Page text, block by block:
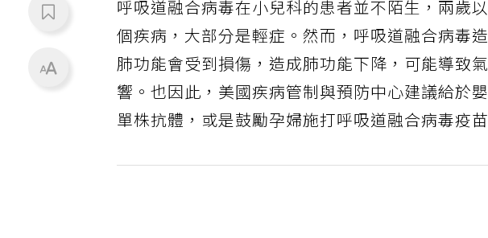
呼吸道融合病毒在小兒科的患者並不陌生，兩歲
個疾病，大部分是輕症。然而，呼吸道融合病毒
肺功能會受到損傷，造成肺功能下降，可能導致
響。也因此，美國疾病管制與預防中心建議給於
單株抗體，或是鼓勵孕婦施打呼吸道融合病毒疫